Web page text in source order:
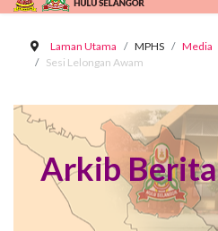
Laman Utama MPHS Media
Sesi Lelongan Awam
Arkib Berita